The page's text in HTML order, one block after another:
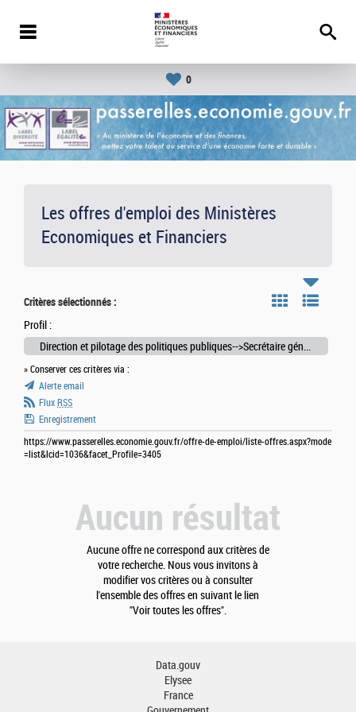
0
Les offres d'emploi des Ministères
Economiques et Financiers
Critères sélectionnés :
Profil :
Direction et pilotage des politiques publiques-->Secrétaire générale / général d'ambassade
» Conserver ces critères via :
Alerte email
Flux RSS
Enregistrement
https://www.passerelles.economie.gouv.fr/offre-de-emploi/liste-offres.aspx?mode
=list&lcid=1036&facet_Profile=3405
Aucun résultat
Aucune offre ne correspond aux critères de
votre recherche. Nous vous invitons à
modifier vos critères ou à consulter
l'ensemble des offres en suivant le lien
"Voir toutes les offres".
Data.gouv
Elysee
France